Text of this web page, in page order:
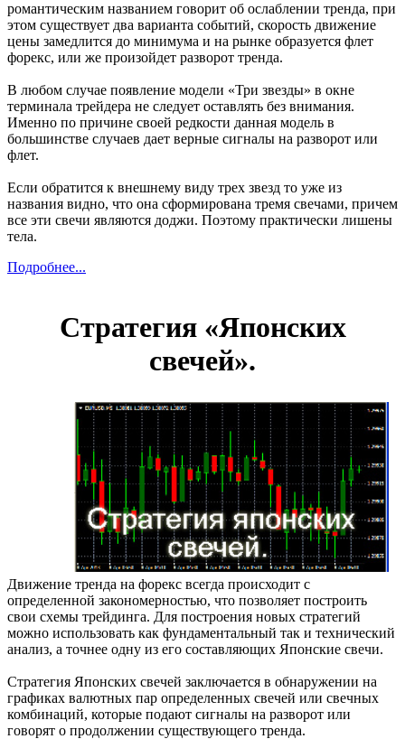
романтическим названием говорит об ослаблении тренда, при
этом существует два варианта событий, скорость движение
цены замедлится до минимума и на рынке образуется флет
форекс, или же произойдет разворот тренда.
В любом случае появление модели «Три звезды» в окне
терминала трейдера не следует оставлять без внимания.
Именно по причине своей редкости данная модель в
большинстве случаев дает верные сигналы на разворот или
флет.
Если обратится к внешнему виду трех звезд то уже из
названия видно, что она сформирована тремя свечами, причем
все эти свечи являются доджи. Поэтому практически лишены
тела.
Подробнее...
Стратегия «Японских
свечей».
Движение тренда на форекс всегда происходит с
определенной закономерностью, что позволяет построить
свои схемы трейдинга. Для построения новых стратегий
можно использовать как фундаментальный так и технический
анализ, а точнее одну из его составляющих Японские свечи.
Стратегия Японских свечей заключается в обнаружении на
графиках валютных пар определенных свечей или свечных
комбинаций, которые подают сигналы на разворот или
говорят о продолжении существующего тренда.